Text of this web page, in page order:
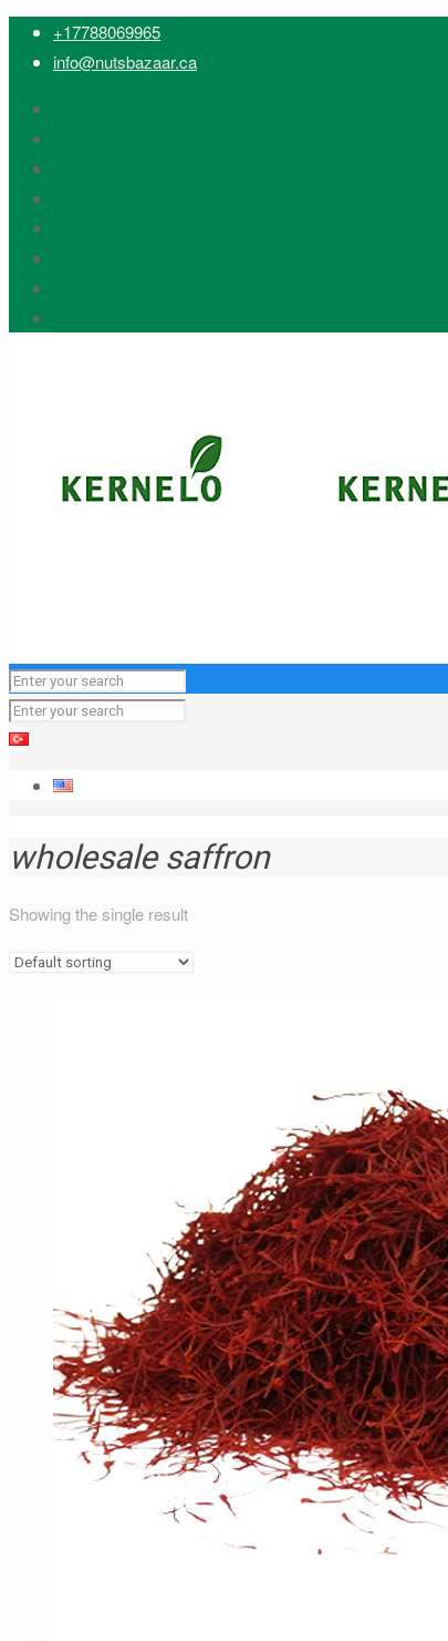
+17788069965
info@nutsbazaar.ca
wholesale saffron
Showing the single result